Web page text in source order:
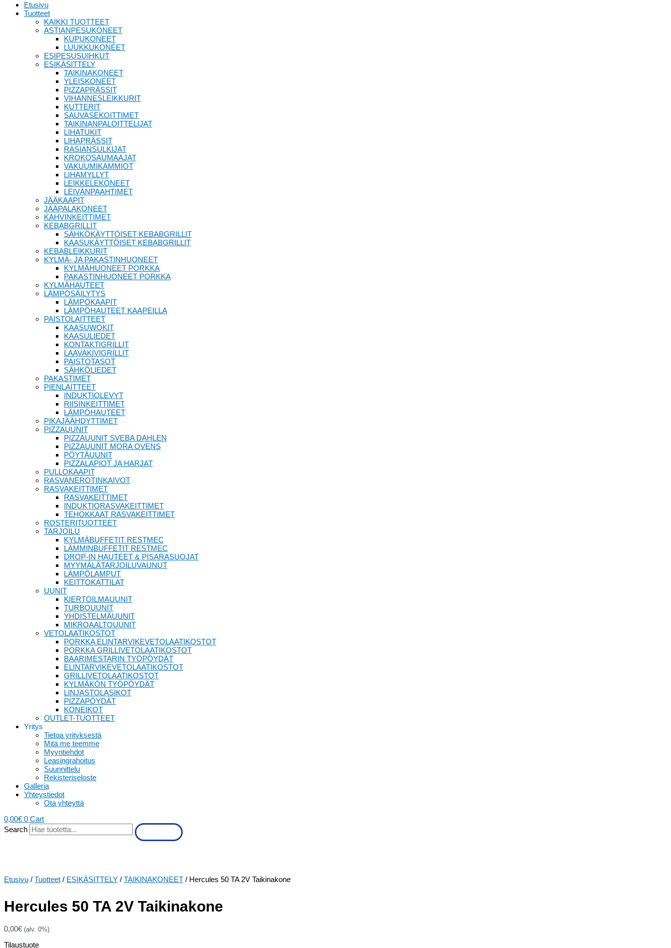
Etusivu
Tuotteet
KAIKKI TUOTTEET
ASTIANPESUKONEET
KUPUKONEET
LUUKKUKONEET
ESIPESUSUIHKUT
ESIKÄSITTELY
TAIKINAKONEET
YLEISKONEET
PIZZAPRÄSSIT
VIHANNESLEIKKURIT
KUTTERIT
SAUVASEKOITTIMET
TAIKINANPALOITTELIJAT
LIHATUKIT
LIHAPRÄSSIT
RASIANSULKIJAT
KROKOSAUMAAJAT
VAKUUMIKAMMIOT
LIHAMYLLYT
LEIKKELEKONEET
LEIVÄNPAAHTIMET
JÄÄKAAPIT
JÄÄPALAKONEET
KAHVINKEITTIMET
KEBABGRILLIT
SÄHKÖKÄYTTÖISET KEBABGRILLIT
KAASUKÄYTTÖISET KEBABGRILLIT
KEBABLEIKKURIT
KYLMÄ- JA PAKASTINHUONEET
KYLMÄHUONEET PORKKA
PAKASTINHUONEET PORKKA
KYLMÄHAUTEET
LÄMPÖSÄILYTYS
LÄMPÖKAAPIT
LÄMPÖHAUTEET KAAPEILLA
PAISTOLAITTEET
KAASUWOKIT
KAASULIEDET
KONTAKTIGRILLIT
LAAVAKIVIGRILLIT
PAISTOTASOT
SÄHKÖLIEDET
PAKASTIMET
PIENLAITTEET
INDUKTIOLEVYT
RIISINKEITTIMET
LÄMPÖHAUTEET
PIKAJÄÄHDYTTIMET
PIZZAUUNIT
PIZZAUUNIT SVEBA DAHLEN
PIZZAUUNIT MORA OVENS
PÖYTÄUUNIT
PIZZALAPIOT JA HARJAT
PULLOKAAPIT
RASVANEROTINKAIVOT
RASVAKEITTIMET
RASVAKEITTIMET
INDUKTIORASVAKEITTIMET
TEHOKKAAT RASVAKEITTIMET
ROSTERITUOTTEET
TARJOILU
KYLMÄBUFFETIT RESTMEC
LÄMMINBUFFETIT RESTMEC
DROP-IN HAUTEET & PISARASUOJAT
MYYMÄLÄTARJOILUVAUNUT
LÄMPÖLAMPUT
KEITTOKATTILAT
UUNIT
KIERTOILMAUUNIT
TURBOUUNIT
YHDISTELMÄUUNIT
MIKROAALTOUUNIT
VETOLAATIKOSTOT
PORKKA ELINTARVIKEVETOLAATIKOSTOT
PORKKA GRILLIVETOLAATIKOSTOT
BAARIMESTARIN TYÖPÖYDÄT
ELINTARVIKEVETOLAATIKOSTOT
GRILLIVETOLAATIKOSTOT
KYLMÄKÖN TYÖPÖYDÄT
LINJASTOLASIKOT
PIZZAPÖYDÄT
KONEIKOT
OUTLET-TUOTTEET
Yritys
Tietoa yrityksestä
Mitä me teemme
Myyntiehdot
Leasingrahoitus
Suunnittelu
Rekisteriseloste
Galleria
Yhteystiedot
Ota yhteyttä
0,00€ 0 Cart
Search
Etusivu / Tuotteet / ESIKÄSITTELY / TAIKINAKONEET / Hercules 50 TA 2V Taikinakone
Hercules 50 TA 2V Taikinakone
0,00€ (alv. 0%)
Tilaustuote